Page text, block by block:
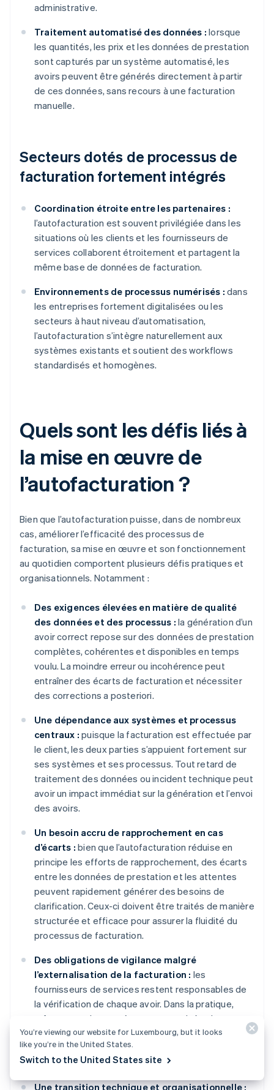
administrative.
Traitement automatisé des données : lorsque
les quantités, les prix et les données de prestation
sont capturés par un système automatisé, les
avoirs peuvent être générés directement à partir
de ces données, sans recours à une facturation
manuelle.
Secteurs dotés de processus de
facturation fortement intégrés
Coordination étroite entre les partenaires :
l’autofacturation est souvent privilégiée dans les
situations où les clients et les fournisseurs de
services collaborent étroitement et partagent la
même base de données de facturation.
Environnements de processus numérisés : dans
les entreprises fortement digitalisées ou les
secteurs à haut niveau d’automatisation,
l’autofacturation s’intègre naturellement aux
systèmes existants et soutient des workflows
standardisés et homogènes.
Quels sont les défis liés à
la mise en œuvre de
l’autofacturation ?
Bien que l’autofacturation puisse, dans de nombreux
cas, améliorer l’efficacité des processus de
facturation, sa mise en œuvre et son fonctionnement
au quotidien comportent plusieurs défis pratiques et
organisationnels. Notamment :
Des exigences élevées en matière de qualité
des données et des processus : la génération d’un
avoir correct repose sur des données de prestation
complètes, cohérentes et disponibles en temps
voulu. La moindre erreur ou incohérence peut
entraîner des écarts de facturation et nécessiter
des corrections a posteriori.
Une dépendance aux systèmes et processus
centraux : puisque la facturation est effectuée par
le client, les deux parties s’appuient fortement sur
ses systèmes et ses processus. Tout retard de
traitement des données ou incident technique peut
avoir un impact immédiat sur la génération et l’envoi
des avoirs.
Un besoin accru de rapprochement en cas
d’écarts : bien que l’autofacturation réduise en
principe les efforts de rapprochement, des écarts
entre les données de prestation et les attentes
peuvent rapidement générer des besoins de
clarification. Ceux-ci doivent être traités de manière
structurée et efficace pour assurer la fluidité du
processus de facturation.
Des obligations de vigilance malgré
l’externalisation de la facturation : les
fournisseurs de services restent responsables de
la vérification de chaque avoir. Dans la pratique,
même avec des systèmes automatisés, des
contrôles supplémentaires restent nécessaires, en
particulier concernant les montants et les données
fiscales.
Une transition technique et organisationnelle :
You’re viewing our website for Luxembourg, but it looks
like you’re in the United States.
Switch to the United States site